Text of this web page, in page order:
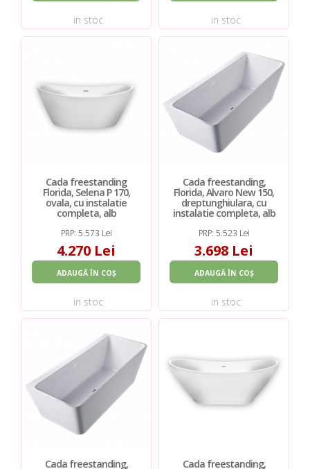
in stoc in stoc
Cada freestanding
Florida, Selena P 170,
ovala, cu instalatie
completa, alb
PRP: 5.573 Lei
4.270 Lei
ADAUGĂ ÎN COȘ
in stoc
Cada freestanding,
Florida, Alvaro New 150,
dreptunghiulara, cu
instalatie completa, alb
PRP: 5.523 Lei
3.698 Lei
ADAUGĂ ÎN COȘ
in stoc
Cada freestanding, Cada freestanding,